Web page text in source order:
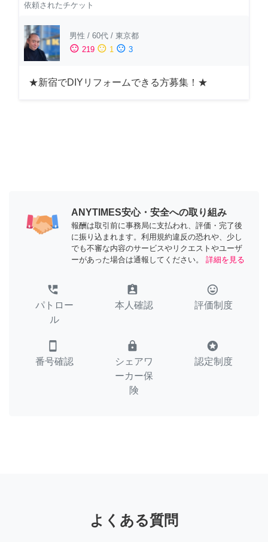
依頼されたチケット
男性 / 60代 / 東京都
sentiment_satisfied 219 sentiment_neutral 1 sentiment_dissatisfied 3
★新宿でDIYリフォームできる方募集！★
ANYTIMES安心・安全への取り組み
報酬は取引前に事務局に支払われ、評価・完了後
に振り込まれます。利用規約違反の恐れや、少し
でも不審な内容のサービスやリクエストやユーザ
ーがあった場合は通報してください。
詳細を見る
perm_phone_msg
パトロー
ル
assignment_ind
本人確認
tag_faces
評価制度
smartphone
番号確認
lock
シェアワ
ーカー保
険
stars
認定制度
よくある質問